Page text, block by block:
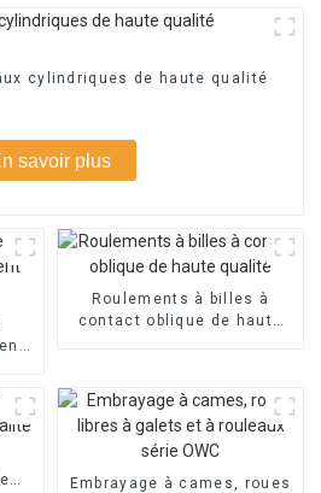
cylindriques de haute qualité
savoir plus
Roulements à billes à
contact oblique de haute
Embrayage à cames, roues